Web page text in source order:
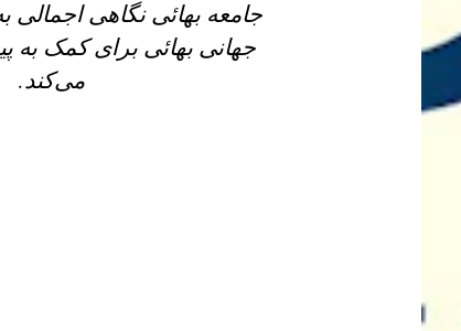
جامعه بهائی نگاهی اجمالی
جهانی بهائی برای کمک به
می‌؜کند.